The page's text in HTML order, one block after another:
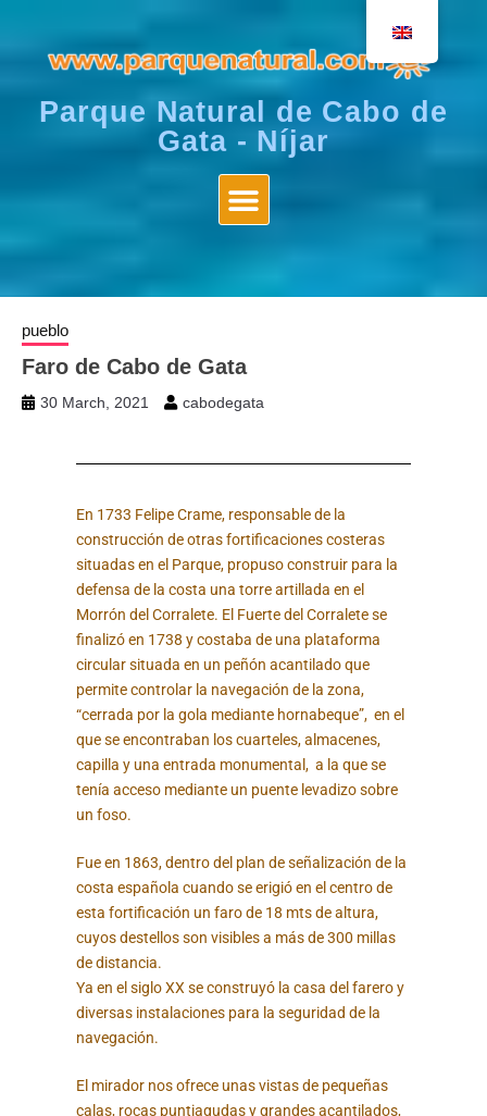
Parque Natural de Cabo de
Gata - Níjar
pueblo
Faro de Cabo de Gata
30 March, 2021 cabodegata
En 1733 Felipe Crame, responsable de la
construcción de otras fortificaciones costeras
situadas en el Parque, propuso construir para la
defensa de la costa una torre artillada en el
Morrón del Corralete. El Fuerte del Corralete se
finalizó en 1738 y costaba de una plataforma
circular situada en un peñón acantilado que
permite controlar la navegación de la zona,
“cerrada por la gola mediante hornabeque”, en el
que se encontraban los cuarteles, almacenes,
capilla y una entrada monumental, a la que se
tenía acceso mediante un puente levadizo sobre
un foso.
Fue en 1863, dentro del plan de señalización de la
costa española cuando se erigió en el centro de
esta fortificación un faro de 18 mts de altura,
cuyos destellos son visibles a más de 300 millas
de distancia.
Ya en el siglo XX se construyó la casa del farero y
diversas instalaciones para la seguridad de la
navegación.
El mirador nos ofrece unas vistas de pequeñas
calas, rocas puntiagudas y grandes acantilados,